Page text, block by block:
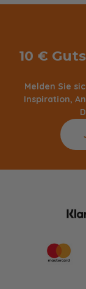
10 €
Melden Sie
Inspiration,